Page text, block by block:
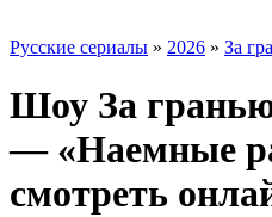
Русские сериалы » 2026 » За
Шоу За
— «Наемные
смотреть